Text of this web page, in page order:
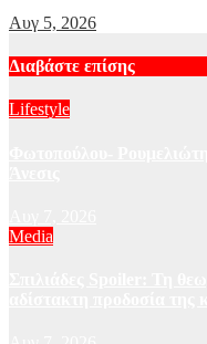
Αυγ 5, 2026
Διαβάστε επίσης
Lifestyle
Media